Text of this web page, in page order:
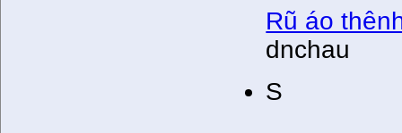
Rũ áo
dnchau
S